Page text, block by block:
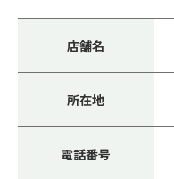
店舗名
所在地
電話番号